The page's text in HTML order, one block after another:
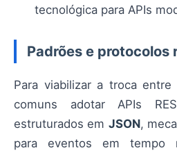
tecnológica para APIs
Padrões e protocolos
Para viabilizar a troca entre
comuns adotar APIs
estruturados em JSON,
para eventos em tempo